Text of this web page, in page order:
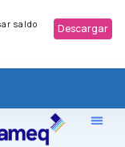
saldo
Descargar